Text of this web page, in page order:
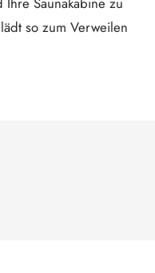
so zum Verweilen